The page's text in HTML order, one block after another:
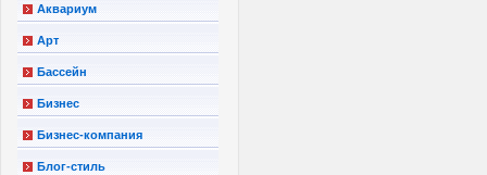
Аквариум
Арт
Бассейн
Бизнес
Бизнес-компания
Блог-стиль